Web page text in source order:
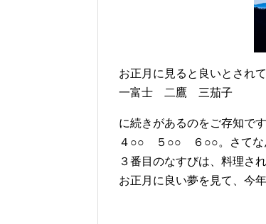
お正月に見ると良いとされて
一富士 二鷹 三茄子
に続きがあるのをご存知で
４○○ ５○○ ６○○。さてな
３番目のなすびは、料理さ
お正月に良い夢を見て、今